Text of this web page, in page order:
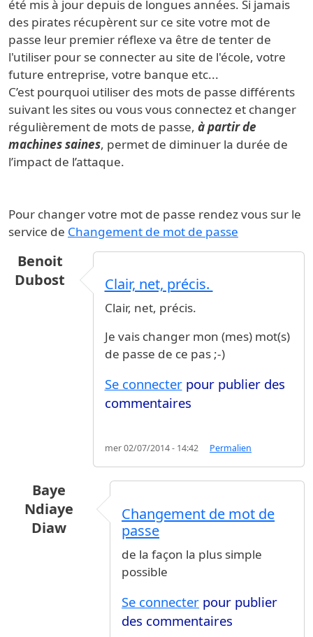
été mis à jour depuis de longues années. Si jamais
des pirates récupèrent sur ce site votre mot de
passe leur premier réflexe va être de tenter de
l'utiliser pour se connecter au site de l'école, votre
future entreprise, votre banque etc...
C’est pourquoi utiliser des mots de passe différents
suivant les sites ou vous vous connectez et changer
régulièrement de mots de passe, à partir de
machines saines, permet de diminuer la durée de
l’impact de l’attaque.
Pour changer votre mot de passe rendez vous sur le
service de Changement de mot de passe
Benoit
Dubost
Clair, net, précis.
Clair, net, précis.
Je vais changer mon (mes) mot(s)
de passe de ce pas ;-)
Se connecterpour publier des
commentaires
mer 02/07/2014 - 14:42 Permalien
Baye
Ndiaye
Diaw
Changement de mot de
passe
de la façon la plus simple
possible
Se connecter pour publier
des commentaires